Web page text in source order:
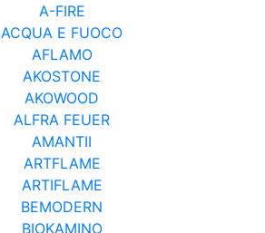
A-FIRE
ACQUA E FUOCO
AFLAMO
AKOSTONE
AKOWOOD
ALFRA FEUER
AMANTII
ARTFLAME
ARTIFLAME
BEMODERN
BIOKAMINO